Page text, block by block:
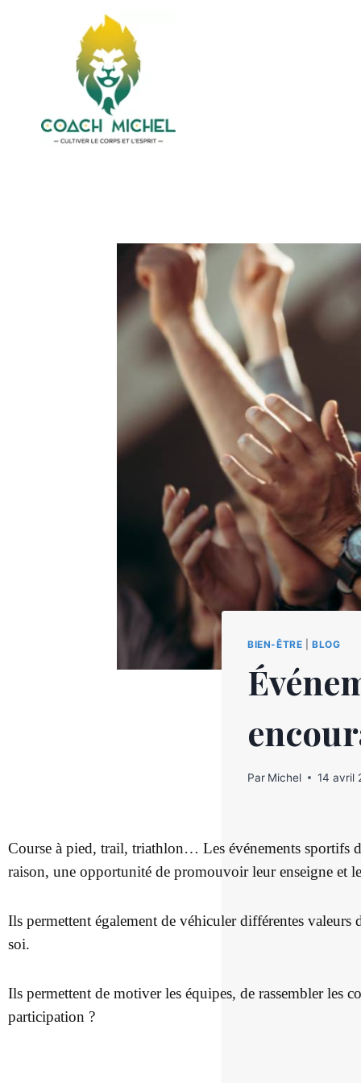
BIEN-ÊTRE |BLOG
Par Michel 14 avril
Course à pied, trail, triathlon… Les événements sportifs
raison, une opportunité de promouvoir leur enseigne et
Ils permettent également de véhiculer différentes valeurs
soi.
Ils permettent de motiver les équipes, de rassembler les
participation ?